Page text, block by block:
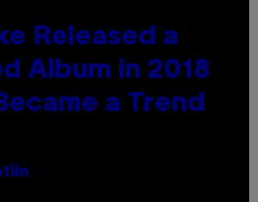
Released a
Album in 2018
a Trend